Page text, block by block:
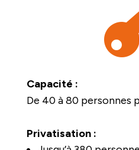
Capacité :
De 40 à 80 personnes
Privatisation :